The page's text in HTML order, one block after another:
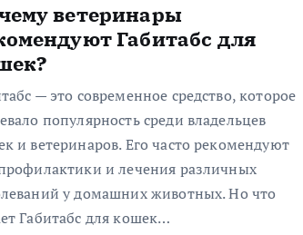
ветеринары
Габитабс для
— это современное средство, которое
популярность среди владельцев
и ветеринаров. Его часто рекомендуют
и лечения различных
у домашних животных. Но что
Габитабс для кошек…